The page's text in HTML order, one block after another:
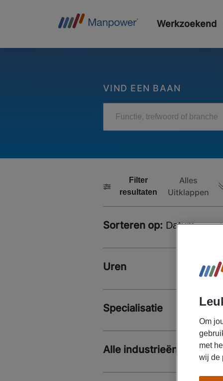
Werkzoekend
VIND EEN BAAN
Functie, trefwoord of branche
Filter
resultaten
Alles
Uitklappen
Sorteren op: Datum
Uren
Specialisatie
Alle industrieën
Om
met
wij de